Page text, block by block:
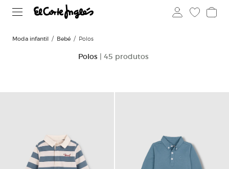
Moda infantil Bebé Polos
Polos | 45 produtos